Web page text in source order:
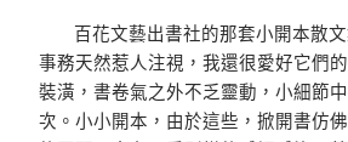
百花文藝出書社的那套小開本散
事務天然惹人注視，我還很愛好它們
裝潢，書卷氣之外不乏靈動，小細節
次。小小開本，由於這些，掀開書仿